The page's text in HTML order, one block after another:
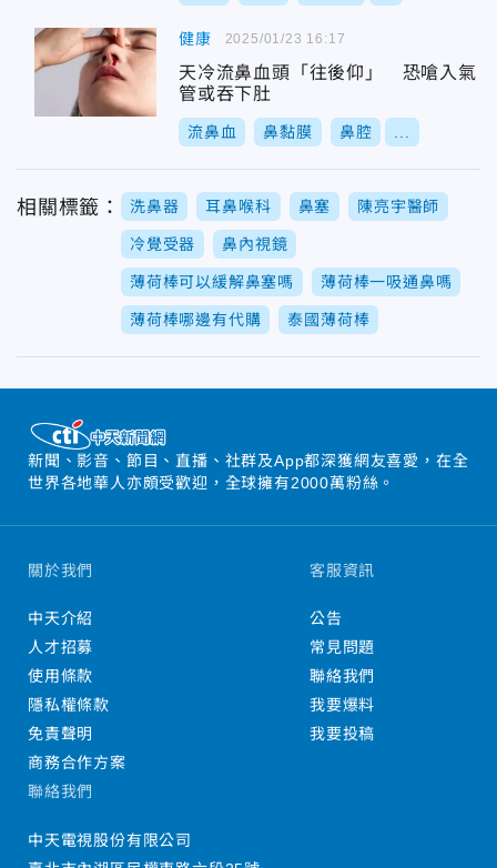
健康
天冷流鼻血頭「往後仰」 恐嗆入氣
管或吞下肚
流鼻血 鼻黏膜 鼻腔
2025/01/23 16:17
相關標籤： 洗鼻器 耳鼻喉科 鼻塞 陳亮宇醫師
冷覺受器 鼻內視鏡
薄荷棒可以緩解鼻塞嗎 薄荷棒一吸通鼻嗎
薄荷棒哪邊有代購 泰國薄荷棒
新聞、影音、節目、直播、社群及App都深獲網友喜愛，在全
世界各地華人亦頗受歡迎，全球擁有2000萬粉絲。
關於我們
中天介紹
人才招募
使用條款
隱私權條款
免責聲明
商務合作方案
客服資訊
公告
常見問題
聯絡我們
我要爆料
我要投稿
聯絡我們
中天電視股份有限公司